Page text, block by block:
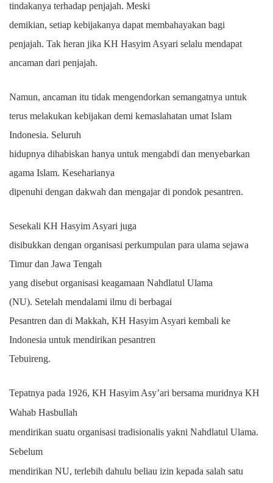
tindakanya terhadap penjajah. Meski
demikian, setiap kebijakanya dapat membahayakan bagi
penjajah. Tak heran jika KH Hasyim Asyari selalu mendapat
ancaman dari penjajah.
Namun, ancaman itu tidak mengendorkan semangatnya untuk
terus melakukan kebijakan demi kemaslahatan umat Islam
Indonesia. Seluruh
hidupnya dihabiskan hanya untuk mengabdi dan menyebarkan
agama Islam. Keseharianya
dipenuhi dengan dakwah dan mengajar di pondok pesantren.
Sesekali KH Hasyim Asyari juga
disibukkan dengan organisasi perkumpulan para ulama sejawa
Timur dan Jawa Tengah
yang disebut organisasi keagamaan Nahdlatul Ulama
(NU). Setelah mendalami ilmu di berbagai
Pesantren dan di Makkah, KH Hasyim Asyari kembali ke
Indonesia untuk mendirikan pesantren
Tebuireng.
Tepatnya pada 1926, KH Hasyim Asy’ari bersama muridnya KH
Wahab Hasbullah
mendirikan suatu organisasi tradisionalis yakni Nahdlatul Ulama.
Sebelum
mendirikan NU, terlebih dahulu beliau izin kepada salah satu